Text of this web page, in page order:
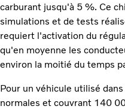
carburant jusqu'à 5 %. Ce
simulations et de tests
requiert l'activation du
qu'en moyenne les
environ la moitié du temps
Pour un véhicule utilisé
normales et couvrant 140